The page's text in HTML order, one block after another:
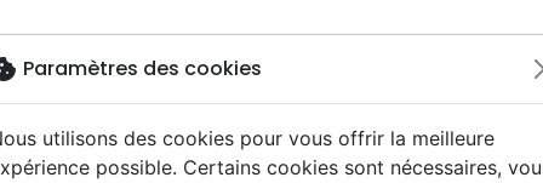
NouveautésBiblesLivreseBooks
Paramètres des cookies
utilisons des cookies pour vous offrir la meilleure
possible. Certains cookies sont nécessaires,